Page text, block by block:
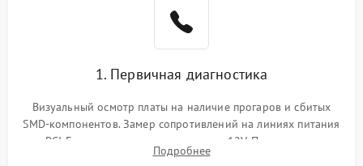
Механические повреждения
1. Первичная диагностика
Визуальный осмотр платы на наличие прогаров и сбитых
SMD-компонентов. Замер сопротивлений на линиях питания
PCI-E и дополнительных разъемах 12V. Проверка на
короткое замыкание основных дросселей питания GPU и
Подробнее